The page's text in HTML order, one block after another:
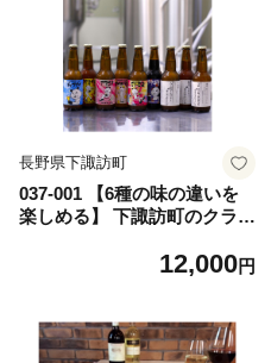
長野県下諏訪町
037-001 【6種の味の違いを
楽しめる】 下諏訪町のクラフ
ング」 6種6本セット12,000円